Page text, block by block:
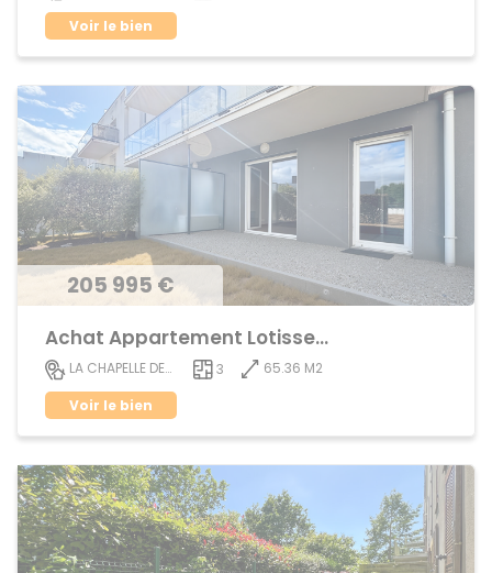
Voir le bien
205 995 €
Achat Appartement Lotissement
LA CHAPELLE DES FOUGERETZ 3
65.36 M2
Voir le bien